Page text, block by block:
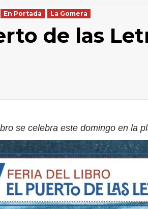
En Portada La Gomera
de las
se celebra este domingo en la